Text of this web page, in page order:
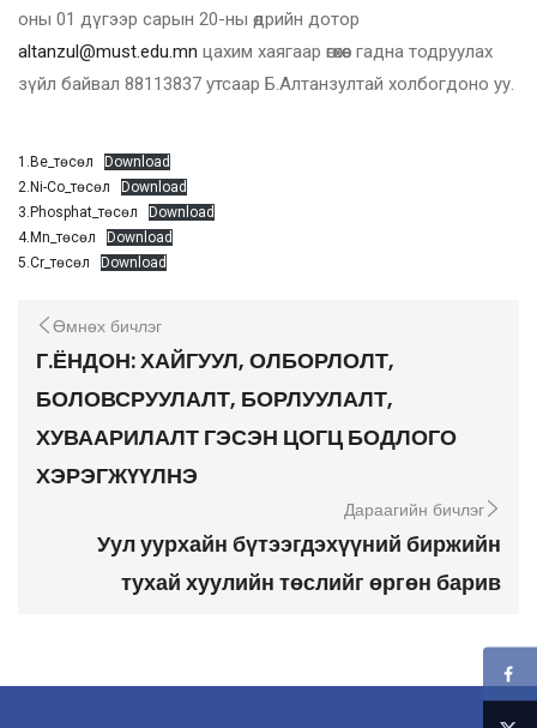
оны 01 дүгээр сарын 20-ны өдрийн дотор
altanzul@must.edu.mn цахим хаягаар өгөхөөс гадна тодруулах
зүйл байвал 88113837 утсаар Б.Алтанзултай холбогдоно уу.
1.Be_төсөл
Download
2.Ni-Co_төсөл
Download
3.Phosphat_төсөл
Download
4.Мn_төсөл
Download
5.Cr_төсөл
Download
Өмнөх бичлэг
Г.ЁНДОН: ХАЙГУУЛ, ОЛБОРЛОЛТ,
БОЛОВСРУУЛАЛТ, БОРЛУУЛАЛТ,
ХУВААРИЛАЛТ ГЭСЭН ЦОГЦ БОДЛОГО
ХЭРЭГЖҮҮЛНЭ
Дараагийн бичлэг
Уул уурхайн бүтээгдэхүүний биржийн
тухай хуулийн төслийг өргөн барив